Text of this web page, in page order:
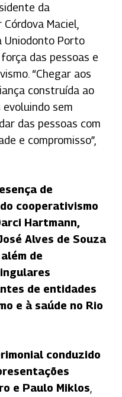
da
Maciel,
Uniodonto Porto
das pessoas e
“Chegar aos
construída ao
sem
das pessoas com
e compromisso”,
de
cooperativismo
Hartmann,
Alves de Souza
de
de entidades
e à saúde no Rio
conduzido
e Paulo Miklos